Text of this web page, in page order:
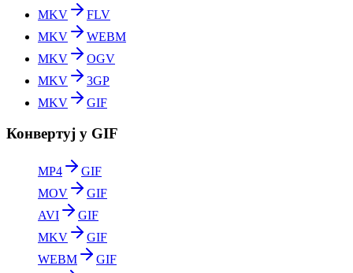
MKV
FLV
MKV
WEBM
MKV
OGV
MKV
3GP
MKV
GIF
Конвертуј у GIF
MP4
GIF
MOV
GIF
AVI
GIF
MKV
GIF
WEBM
GIF